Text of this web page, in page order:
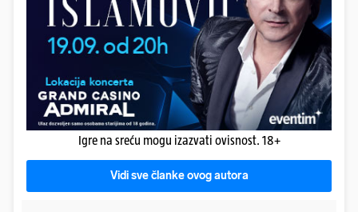
Igre na sreću mogu izazvati ovisnost. 18+
Vidi sve članke ovog autora